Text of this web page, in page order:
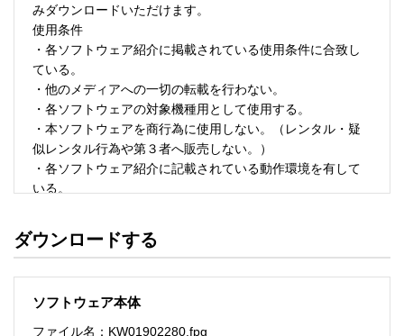
みダウンロードいただけます。
使用条件
・各ソフトウェア紹介に掲載されている使用条件に合致し
ている。
・他のメディアへの一切の転載を行わない。
・各ソフトウェアの対象機種用として使用する。
・本ソフトウェアを商行為に使用しない。（レンタル・疑
似レンタル行為や第３者へ販売しない。）
・各ソフトウェア紹介に記載されている動作環境を有して
いる。
・ソフトウェアを改変、またはリバースエンジニアリング
ソフトウェアのサポート
ダウンロードする
ソフトウェア本体
ファイル名：KW01902280.fpg